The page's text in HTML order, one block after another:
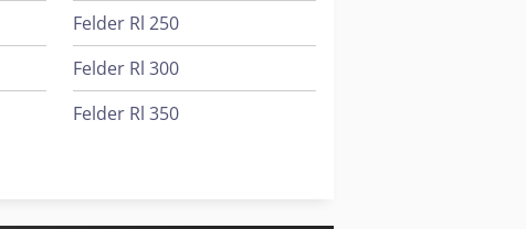
Felder Rl 250
Felder Rl 300
Felder Rl 350